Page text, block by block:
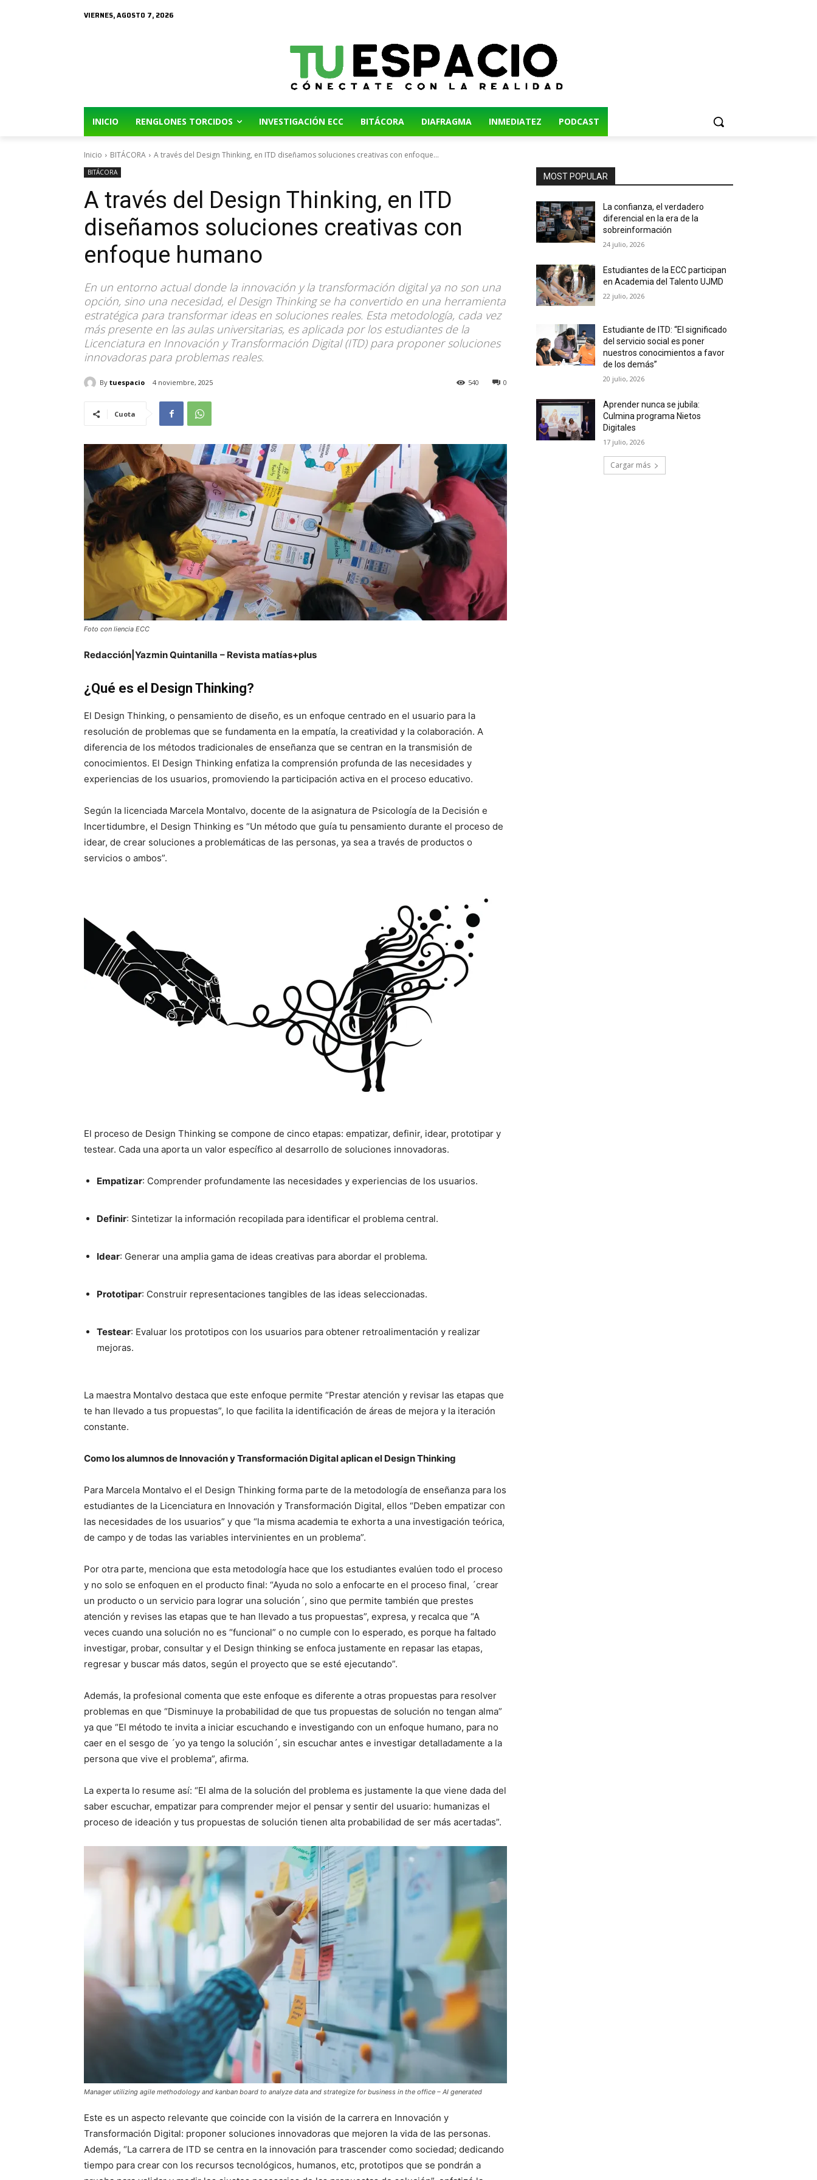
VIERNES, AGOSTO 7, 2026
INICIO RENGLONES TORCIDOS INVESTIGACIÓN ECC BITÁCORA DIAFRAGMA INMEDIATEZ PODCAST
Inicio BITÁCORA A través del Design Thinking, en ITD diseñamos soluciones creativas con enfoque...
BITÁCORA
A través del Design Thinking, en ITD
diseñamos soluciones creativas con
enfoque humano
En un entorno actual donde la innovación y la transformación digital ya no son una
opción, sino una necesidad, el Design Thinking se ha convertido en una herramienta
estratégica para transformar ideas en soluciones reales. Esta metodología, cada vez
más presente en las aulas universitarias, es aplicada por los estudiantes de la
Licenciatura en Innovación y Transformación Digital (ITD) para proponer soluciones
innovadoras para problemas reales.
By tuespacio 4 noviembre, 2025 0
540
Cuota
Foto con liencia ECC
Redacción|Yazmin Quintanilla – Revista matías+plus
¿Qué es el Design Thinking?
El Design Thinking, o pensamiento de diseño, es un enfoque centrado en el usuario para la
resolución de problemas que se fundamenta en la empatía, la creatividad y la colaboración. A
diferencia de los métodos tradicionales de enseñanza que se centran en la transmisión de
conocimientos. El Design Thinking enfatiza la comprensión profunda de las necesidades y
experiencias de los usuarios, promoviendo la participación activa en el proceso educativo.
Según la licenciada Marcela Montalvo, docente de la asignatura de Psicología de la Decisión e
Incertidumbre, el Design Thinking es “Un método que guía tu pensamiento durante el proceso de
idear, de crear soluciones a problemáticas de las personas, ya sea a través de productos o
servicios o ambos”.
El proceso de Design Thinking se compone de cinco etapas: empatizar, definir, idear, prototipar y
testear. Cada una aporta un valor específico al desarrollo de soluciones innovadoras.
Empatizar: Comprender profundamente las necesidades y experiencias de los usuarios.
Definir: Sintetizar la información recopilada para identificar el problema central.
Idear: Generar una amplia gama de ideas creativas para abordar el problema.
Prototipar: Construir representaciones tangibles de las ideas seleccionadas.
Testear: Evaluar los prototipos con los usuarios para obtener retroalimentación y realizar
mejoras.
La maestra Montalvo destaca que este enfoque permite “Prestar atención y revisar las etapas que
te han llevado a tus propuestas”, lo que facilita la identificación de áreas de mejora y la iteración
constante.
Como los alumnos de Innovación y Transformación Digital aplican el Design Thinking
Para Marcela Montalvo el el Design Thinking forma parte de la metodología de enseñanza para los
estudiantes de la Licenciatura en Innovación y Transformación Digital, ellos “Deben empatizar con
las necesidades de los usuarios” y que “la misma academia te exhorta a una investigación teórica,
de campo y de todas las variables intervinientes en un problema”.
Por otra parte, menciona que esta metodología hace que los estudiantes evalúen todo el proceso
y no solo se enfoquen en el producto final: “Ayuda no solo a enfocarte en el proceso final, ´crear
un producto o un servicio para lograr una solución´, sino que permite también que prestes
atención y revises las etapas que te han llevado a tus propuestas”, expresa, y recalca que “A
veces cuando una solución no es “funcional” o no cumple con lo esperado, es porque ha faltado
investigar, probar, consultar y el Design thinking se enfoca justamente en repasar las etapas,
regresar y buscar más datos, según el proyecto que se esté ejecutando”.
Además, la profesional comenta que este enfoque es diferente a otras propuestas para resolver
problemas en que “Disminuye la probabilidad de que tus propuestas de solución no tengan alma”
ya que “El método te invita a iniciar escuchando e investigando con un enfoque humano, para no
caer en el sesgo de ´yo ya tengo la solución´, sin escuchar antes e investigar detalladamente a la
persona que vive el problema”, afirma.
La experta lo resume así: “El alma de la solución del problema es justamente la que viene dada del
saber escuchar, empatizar para comprender mejor el pensar y sentir del usuario: humanizas el
proceso de ideación y tus propuestas de solución tienen alta probabilidad de ser más acertadas”.
Manager utilizing agile methodology and kanban board to analyze data and strategize for business in the office – AI generated
Este es un aspecto relevante que coincide con la visión de la carrera en Innovación y
Transformación Digital: proponer soluciones innovadoras que mejoren la vida de las personas.
Además, “La carrera de ITD se centra en la innovación para trascender como sociedad; dedicando
tiempo para crear con los recursos tecnológicos, humanos, etc, prototipos que se pondrán a
MOST POPULAR
La confianza, el verdadero
diferencial en la era de la
sobreinformación
24 julio, 2026
Estudiantes de la ECC participan
en Academia del Talento UJMD
22 julio, 2026
Estudiante de ITD: “El significado
del servicio social es poner
nuestros conocimientos a favor
de los demás”
20 julio, 2026
Aprender nunca se jubila:
Culmina programa Nietos
Digitales
17 julio, 2026
Cargar más